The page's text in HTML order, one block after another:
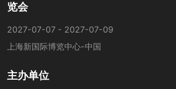
览会
2027-07-07 - 2027-07-09
上海新国际博览中心-中国
主办单位